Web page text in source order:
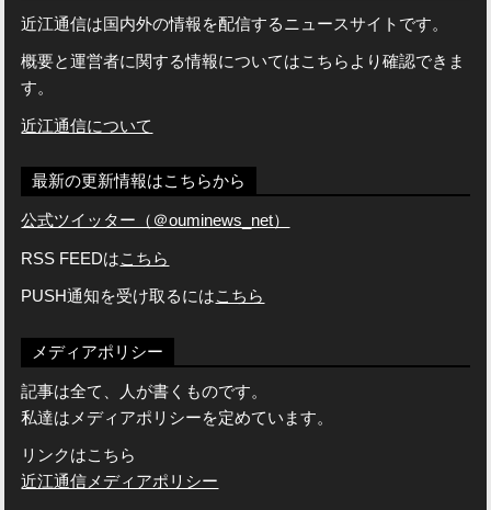
近江通信は国内外の情報を配信するニュースサイトです。
概要と運営者に関する情報についてはこちらより確認できま
す。
近江通信について
最新の更新情報はこちらから
公式ツイッター（＠ouminews_net）
RSS FEEDはこちら
PUSH通知を受け取るにはこちら
メディアポリシー
記事は全て、人が書くものです。
私達はメディアポリシーを定めています。
リンクはこちら
近江通信メディアポリシー